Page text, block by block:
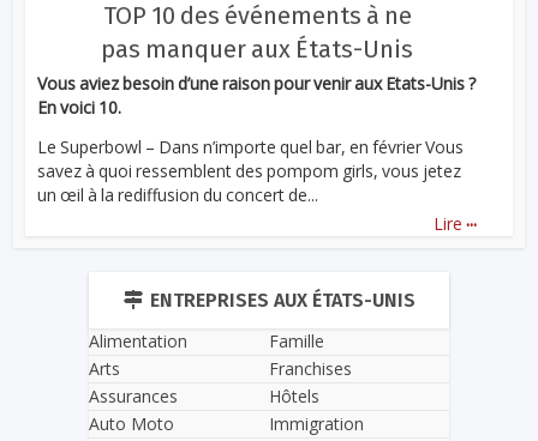
TOP 10 des événements à ne
pas manquer aux États-Unis
Vous aviez besoin d’une raison pour venir aux Etats-Unis ?
En voici 10.
Le Superbowl – Dans n’importe quel bar, en février Vous
savez à quoi ressemblent des pompom girls, vous jetez
un œil à la rediffusion du concert de...
Lire ...
ENTREPRISES AUX ÉTATS-UNIS
Alimentation
Arts
Assurances
Auto Moto
Famille
Franchises
Hôtels
Immigration